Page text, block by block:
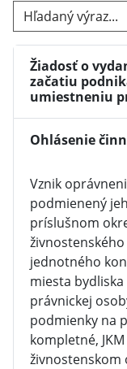
Hľadaný výraz...
Žiadosť o
začatiu
umiestneniu
Ohlásenie
Vznik
podmienený
príslušnom
jednotného
miesta
právnickej
podmienky na
kompletné,